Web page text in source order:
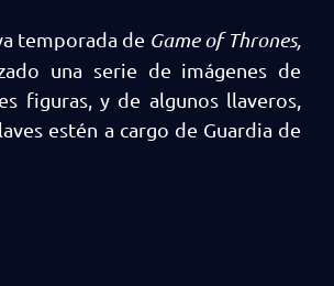
temporada de Game of Thrones,
una serie de imágenes de
figuras, y de algunos llaveros,
estén a cargo de Guardia de